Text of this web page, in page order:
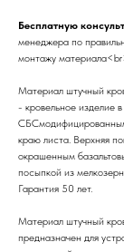
Бесплатную
менеджера по
монтажу
Материал штучный
- кровельное изделие
краю листа. Верхняя
окрашенным
посыпкой из
Гарантия 50 лет.
Материал штучный
предназначен для